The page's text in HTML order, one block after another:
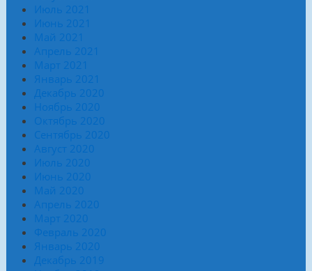
Июль 2021
Июнь 2021
Май 2021
Апрель 2021
Март 2021
Январь 2021
Декабрь 2020
Ноябрь 2020
Октябрь 2020
Сентябрь 2020
Август 2020
Июль 2020
Июнь 2020
Май 2020
Апрель 2020
Март 2020
Февраль 2020
Январь 2020
Декабрь 2019